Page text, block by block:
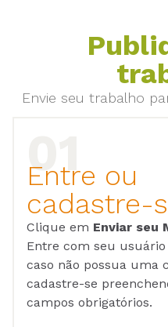
Envie seu trabalho
Entre ou
cadastre-
Clique em Enviar seu
Entre com seu usuário
caso não possua uma
cadastre-se
campos obrigatórios.